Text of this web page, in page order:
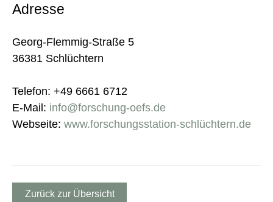
Adresse
Georg-Flemmig-Straße 5
36381 Schlüchtern
Telefon: +49 6661 6712
E-Mail: info@forschung-oefs.de
Webseite: www.forschungsstation-schlüchtern.de
Zurück zur Übersicht